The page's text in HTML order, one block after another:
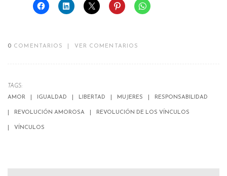
0 COMENTARIOS VER COMENTARIOS
TAGS:
AMOR
IGUALDAD LIBERTAD MUJERES RESPONSABILIDAD
REVOLUCIÓN AMOROSA REVOLUCIÓN DE LOS VÍNCULOS
VÍNCULOS